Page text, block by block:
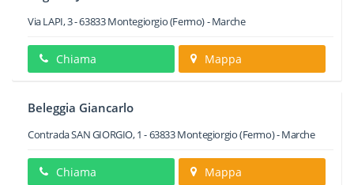
Via LAPI, 3-63833Montegiorgio(Fermo) -Marche
Chiama Mappa
Beleggia Giancarlo
Contrada SAN GIORGIO, 1 -63833Montegiorgio(Fermo) -Marche
Chiama Mappa